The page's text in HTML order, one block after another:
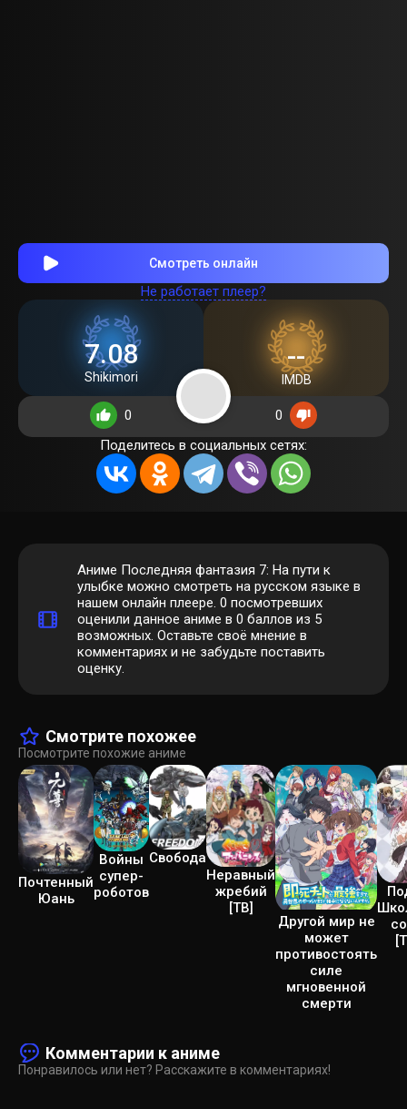
Смотреть онлайн
Не работает плеер?
7.08
Shikimori
--
IMDB
0
0
Поделитесь в социальных сетях:
Аниме Последняя фантазия 7: На пути к
улыбке можно смотреть на русском языке в
нашем онлайн плеере. 0 посмотревших
оценили данное аниме в 0 баллов из 5
возможных. Оставьте своё мнение в
комментариях и не забудьте поставить
оценку.
Смотрите похожее
Посмотрите похожие аниме
Почтенный
Юань
Войны
супер-
роботов
Свобода
Неравный
жребий
[ТВ]
Другой мир не
может
противостоять
силе
мгновенной
смерти
Комментарии к аниме
Понравилось или нет? Расскажите в комментариях!